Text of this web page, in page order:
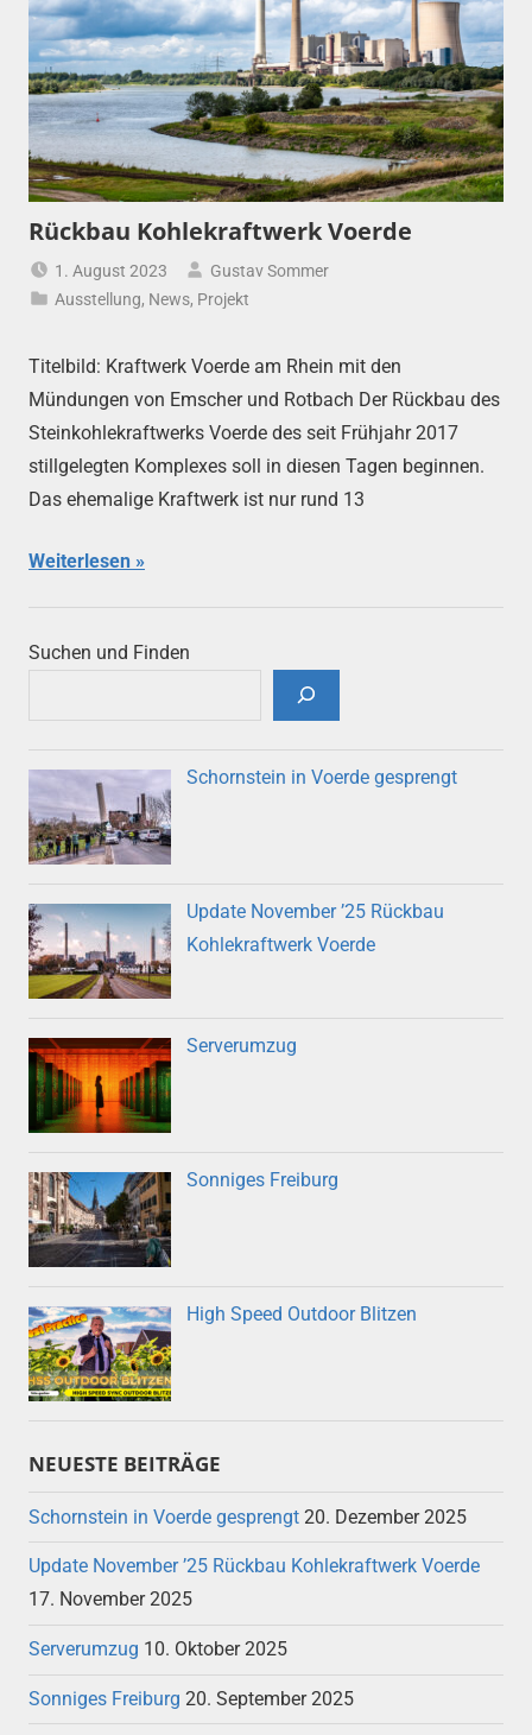
Rückbau Kohlekraftwerk Voerde
1. August 2023
Gustav Sommer
Ausstellung, News, Projekt
Titelbild: Kraftwerk Voerde am Rhein mit den
Mündungen von Emscher und Rotbach Der Rückbau des
Steinkohlekraftwerks Voerde des seit Frühjahr 2017
stillgelegten Komplexes soll in diesen Tagen beginnen.
Das ehemalige Kraftwerk ist nur rund 13
Weiterlesen
Suchen und Finden
Schornstein in Voerde gesprengt
Update November ’25 Rückbau
Kohlekraftwerk Voerde
Serverumzug
Sonniges Freiburg
High Speed Outdoor Blitzen
NEUESTE BEITRÄGE
Schornstein in Voerde gesprengt 20. Dezember 2025
Update November ’25 Rückbau Kohlekraftwerk Voerde
17. November 2025
Serverumzug 10. Oktober 2025
Sonniges Freiburg 20. September 2025